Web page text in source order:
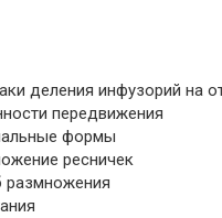
деления инфузорий на
передвижения
формы
ресничек
размножения